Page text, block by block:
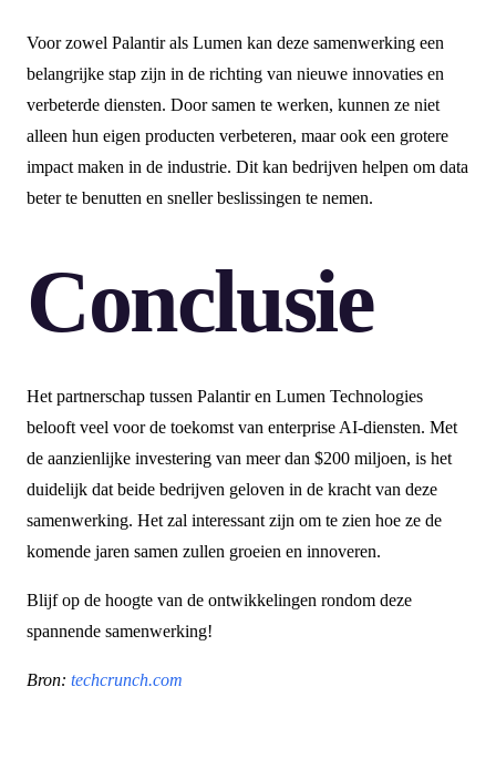
Voor zowel Palantir als Lumen kan deze samenwerking een
belangrijke stap zijn in de richting van nieuwe innovaties en
verbeterde diensten. Door samen te werken, kunnen ze niet
alleen hun eigen producten verbeteren, maar ook een grotere
impact maken in de industrie. Dit kan bedrijven helpen om data
beter te benutten en sneller beslissingen te nemen.
Conclusie
Het partnerschap tussen Palantir en Lumen Technologies
belooft veel voor de toekomst van enterprise AI-diensten. Met
de aanzienlijke investering van meer dan $200 miljoen, is het
duidelijk dat beide bedrijven geloven in de kracht van deze
samenwerking. Het zal interessant zijn om te zien hoe ze de
komende jaren samen zullen groeien en innoveren.
Blijf op de hoogte van de ontwikkelingen rondom deze
spannende samenwerking!
Bron: techcrunch.com